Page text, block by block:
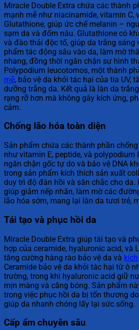
Miracle Double Extra chứa các thành
mạnh mẽ như niacinamide, vitamin C,
Glutathione, giúp ức chế melanin –
sạm da và đốm nâu. Glutathione có
và đào thải độc tố, giúp da trắng sáng
phẩm tác động sâu vào da, làm mờ
nhang, đồng thời ngăn chặn sự hình
Polypodium leucotomos, một thành
mẽ, bảo vệ da khỏi tác hại của tia UV,
dưỡng trắng da. Kết quả là làn da
rạng rỡ hơn mà không gây kích ứng,
cảm.
Chống lão hóa toàn diện
Sản phẩm chứa các thành phần
như vitamin E, peptide, và polypodium
ngăn chặn gốc tự do và bảo vệ DNA
trong sản phẩm kích thích sản xuất
duy trì độ đàn hồi và săn chắc cho da.
giúp giảm nếp nhăn, làm mờ các
lão hóa sớm, mang lại làn da tươi trẻ,
Tái tạo và phục hồi da
Miracle Double Extra giúp tái tạo và
hợp của ceramide, hyaluronic acid, và
tăng cường hàng rào bảo vệ da và
Ceramide bảo vệ da khỏi tác hại từ ô
trường, trong khi hyaluronic acid giữ
mịn màng và căng bóng. Sản phẩm
trong việc phục hồi da bị tổn thương
giúp da nhanh chóng lấy lại sức sống.
Cấp ẩm chuyên sâu